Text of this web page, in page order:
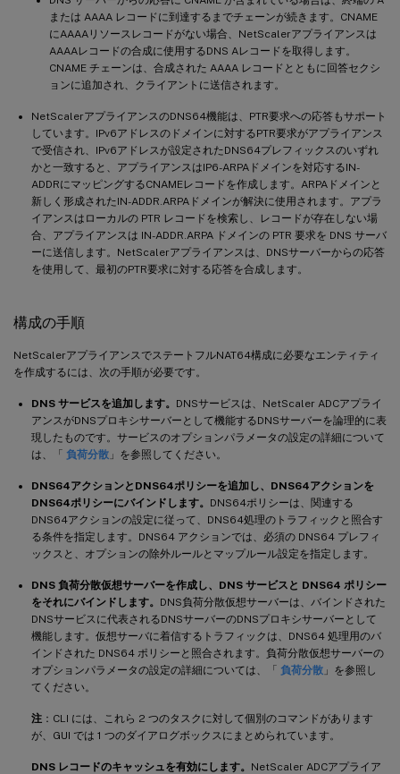
または AAAA レコードに到達するまでチェーンが続きます。CNAME
にAAAAリソースレコードがない場合、NetScalerアプライアンスは
AAAAレコードの合成に使用するDNS Aレコードを取得します。
CNAME チェーンは、合成された AAAA レコードとともに回答セクシ
ョンに追加され、クライアントに送信されます。
NetScalerアプライアンスのDNS64機能は、PTR要求への応答もサポート
しています。IPv6アドレスのドメインに対するPTR要求がアプライアンス
で受信され、IPv6アドレスが設定されたDNS64プレフィックスのいずれ
かと一致すると、アプライアンスはIP6-ARPAドメインを対応するIN-
ADDRにマッピングするCNAMEレコードを作成します。ARPAドメインと
新しく形成されたIN-ADDR.ARPAドメインが解決に使用されます。アプラ
イアンスはローカルの PTR レコードを検索し、レコードが存在しない場
合、アプライアンスは IN-ADDR.ARPA ドメインの PTR 要求を DNS サーバ
ーに送信します。NetScalerアプライアンスは、DNSサーバーからの応答
を使用して、最初のPTR要求に対する応答を合成します。
構成の手順
NetScalerアプライアンスでステートフルNAT64構成に必要なエンティティ
を作成するには、次の手順が必要です。
DNS サービスを追加します。 DNSサービスは、NetScaler ADCアプライ
アンスがDNSプロキシサーバーとして機能するDNSサーバーを論理的に表
現したものです。サービスのオプションパラメータの設定の詳細について
は、「 負荷分散 」を参照してください。
DNS64アクションとDNS64ポリシーを追加し、DNS64アクションを
DNS64ポリシーにバインドします。 DNS64ポリシーは、関連する
DNS64アクションの設定に従って、DNS64処理のトラフィックと照合す
る条件を指定します。DNS64 アクションでは、必須の DNS64 プレフィ
ックスと、オプションの除外ルールとマップルール設定を指定します。
DNS 負荷分散仮想サーバーを作成し、DNS サービスと DNS64 ポリシー
をそれにバインドします。 DNS負荷分散仮想サーバーは、バインドされた
DNSサービスに代表されるDNSサーバーのDNSプロキシサーバーとして
機能します。仮想サーバに着信するトラフィックは、DNS64 処理用のバ
インドされた DNS64 ポリシーと照合されます。負荷分散仮想サーバーの
オプションパラメータの設定の詳細については、「 負荷分散 」を参照し
てください。
注 ：CLI には、これら 2 つのタスクに対して個別のコマンドがあります
が、GUI では 1 つのダイアログボックスにまとめられています。
DNS レコードのキャッシュを有効にします。 NetScaler ADCアプライア